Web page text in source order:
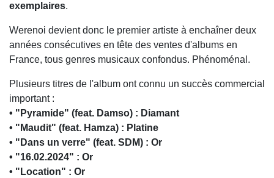
exemplaires.
Werenoi devient donc le premier artiste à enchaîner deux
années consécutives en tête des ventes d'albums en
France, tous genres musicaux confondus. Phénoménal.
Plusieurs titres de l'album ont connu un succès commercial
important :
• "Pyramide" (feat. Damso) : Diamant
• "Maudit" (feat. Hamza) : Platine
• "Dans un verre" (feat. SDM) : Or
• "16.02.2024" : Or
• "Location" : Or